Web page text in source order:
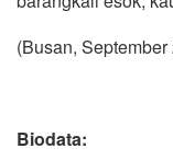
(Busan, September
Biodata: